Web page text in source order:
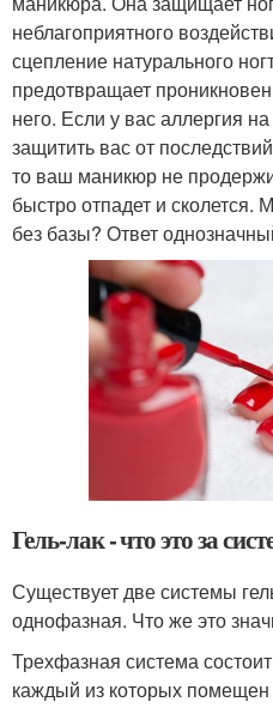
неблагоприятного
сцепление натурального
предотвращает
него. Если у вас аллергия
защитить вас от
то ваш маникюр не
быстро отпадет и сколется.
без базы? Ответ
Гель-лак - что это за
Существует две системы
однофазная. Что же это
Трехфазная система
каждый из которых помещен